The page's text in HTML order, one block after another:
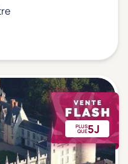
PLUS
QUE5J